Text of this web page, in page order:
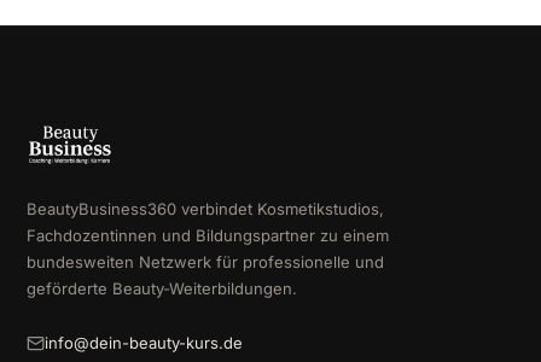
BeautyBusiness360 verbindet Kosmetikstudios,
Fachdozentinnen und Bildungspartner zu einem
bundesweiten Netzwerk für professionelle und
geförderte Beauty-Weiterbildungen.
info@dein-beauty-kurs.de